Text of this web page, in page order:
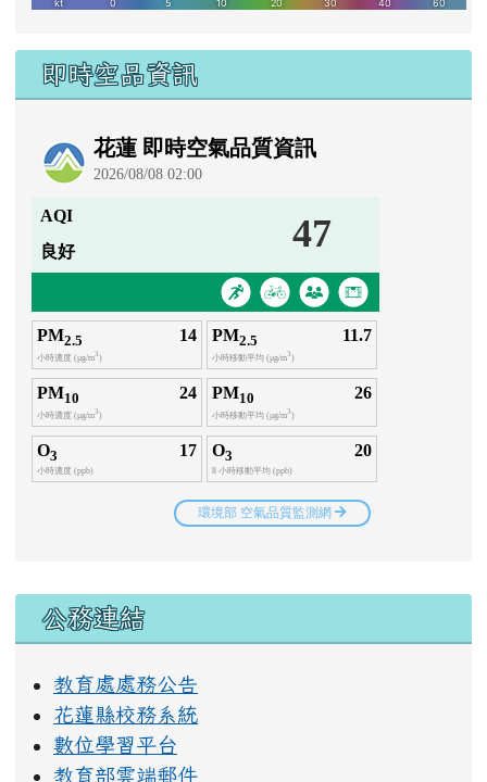
即時空品資訊
右邊區域內容
公務連結
教育處處務公告
花蓮縣校務系統
數位學習平台
教育部雲端郵件